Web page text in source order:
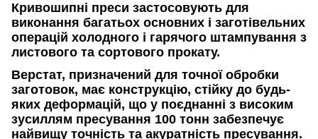
Кривошипні преси застосовують для
виконання багатьох основних і заготівельних
операцій холодного і гарячого штампування з
листового та сортового прокату.
Верстат, призначений для точної обробки
заготовок, має конструкцію, стійку до будь-
яких деформацій, що у поєднанні з високим
зусиллям пресування 100 тонн забезпечує
найвищу точність та акуратність пресування.